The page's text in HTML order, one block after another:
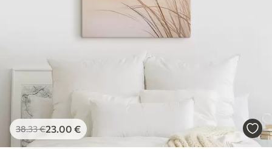
38.33€23.00 €